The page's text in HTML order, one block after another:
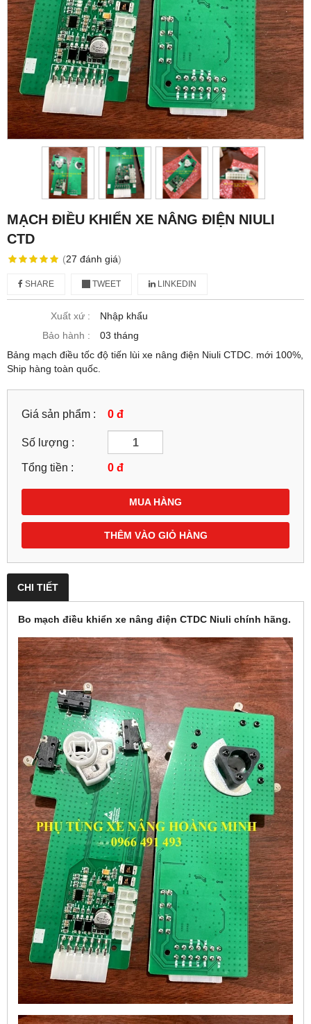
MẠCH ĐIỀU KHIỂN XE NÂNG ĐIỆN NIULI
CTD
(27 đánh giá)
SHARE TWEET LINKEDIN
Xuất xứ :
Nhập khẩu
Bảo hành :
03 tháng
Bảng mạch điều tốc độ tiến lùi xe nâng điện Niuli CTDC. mới 100%,
Ship hàng toàn quốc.
Giá sản phẩm : 0 đ
Số lượng :
Tổng tiền : 0 đ
MUA HÀNG
THÊM VÀO GIỎ HÀNG
CHI TIẾT
Bo mạch điều khiển xe nâng điện CTDC Niuli chính hãng.